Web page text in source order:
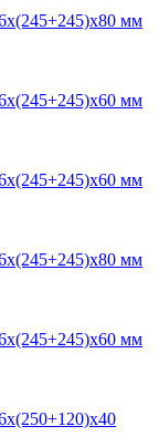
мм
мм
мм
мм
мм